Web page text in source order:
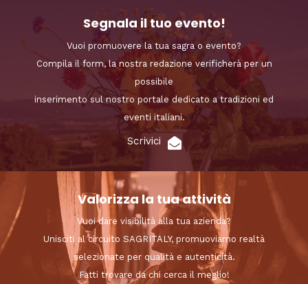
Segnala il tuo evento!
Vuoi promuovere la tua sagra o evento?
Compila il form, la nostra redazione verificherà per un
possibile
inserimento sul nostro portale dedicato a tradizioni ed
eventi italiani.
Scrivici
Valorizza la tua attività
Vuoi dare visibilità alla tua azienda?
Unisciti al circuito SAGRITALY, promuoviamo realtà
selezionate per qualità e autenticità.
Fatti trovare da chi cerca il meglio!